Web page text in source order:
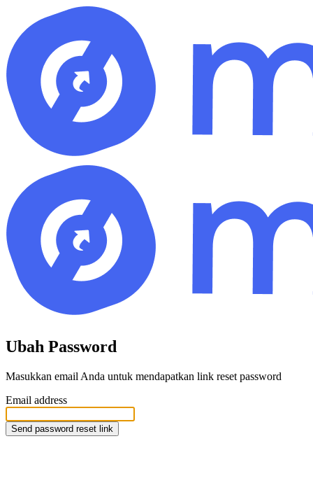
Ubah Password
Masukkan email Anda untuk mendapatkan link reset password
Email address
Send password reset link